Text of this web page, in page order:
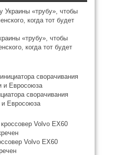
«трубу», чтобы
когда тот будет
сворачивания
и Евросоюза
Volvo EX60